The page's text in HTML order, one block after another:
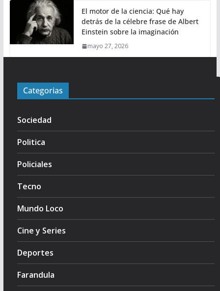
El motor de la ciencia: Qué hay
detrás de la célebre frase de Albert
Einstein sobre la imaginación
mayo 27, 2026
Categorias
Sociedad
Politica
Policiales
Tecno
Mundo Loco
Cine y Series
Deportes
Farandula